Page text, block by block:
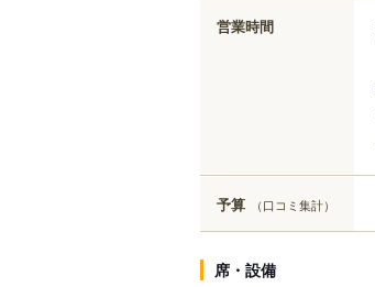
営業時間
予算 （口コミ集計）
席・設備